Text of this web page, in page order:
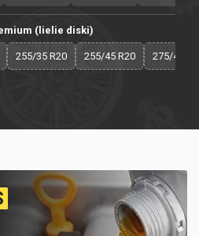
(lielie diski)
255/35 R20 255/45 R20 275/40